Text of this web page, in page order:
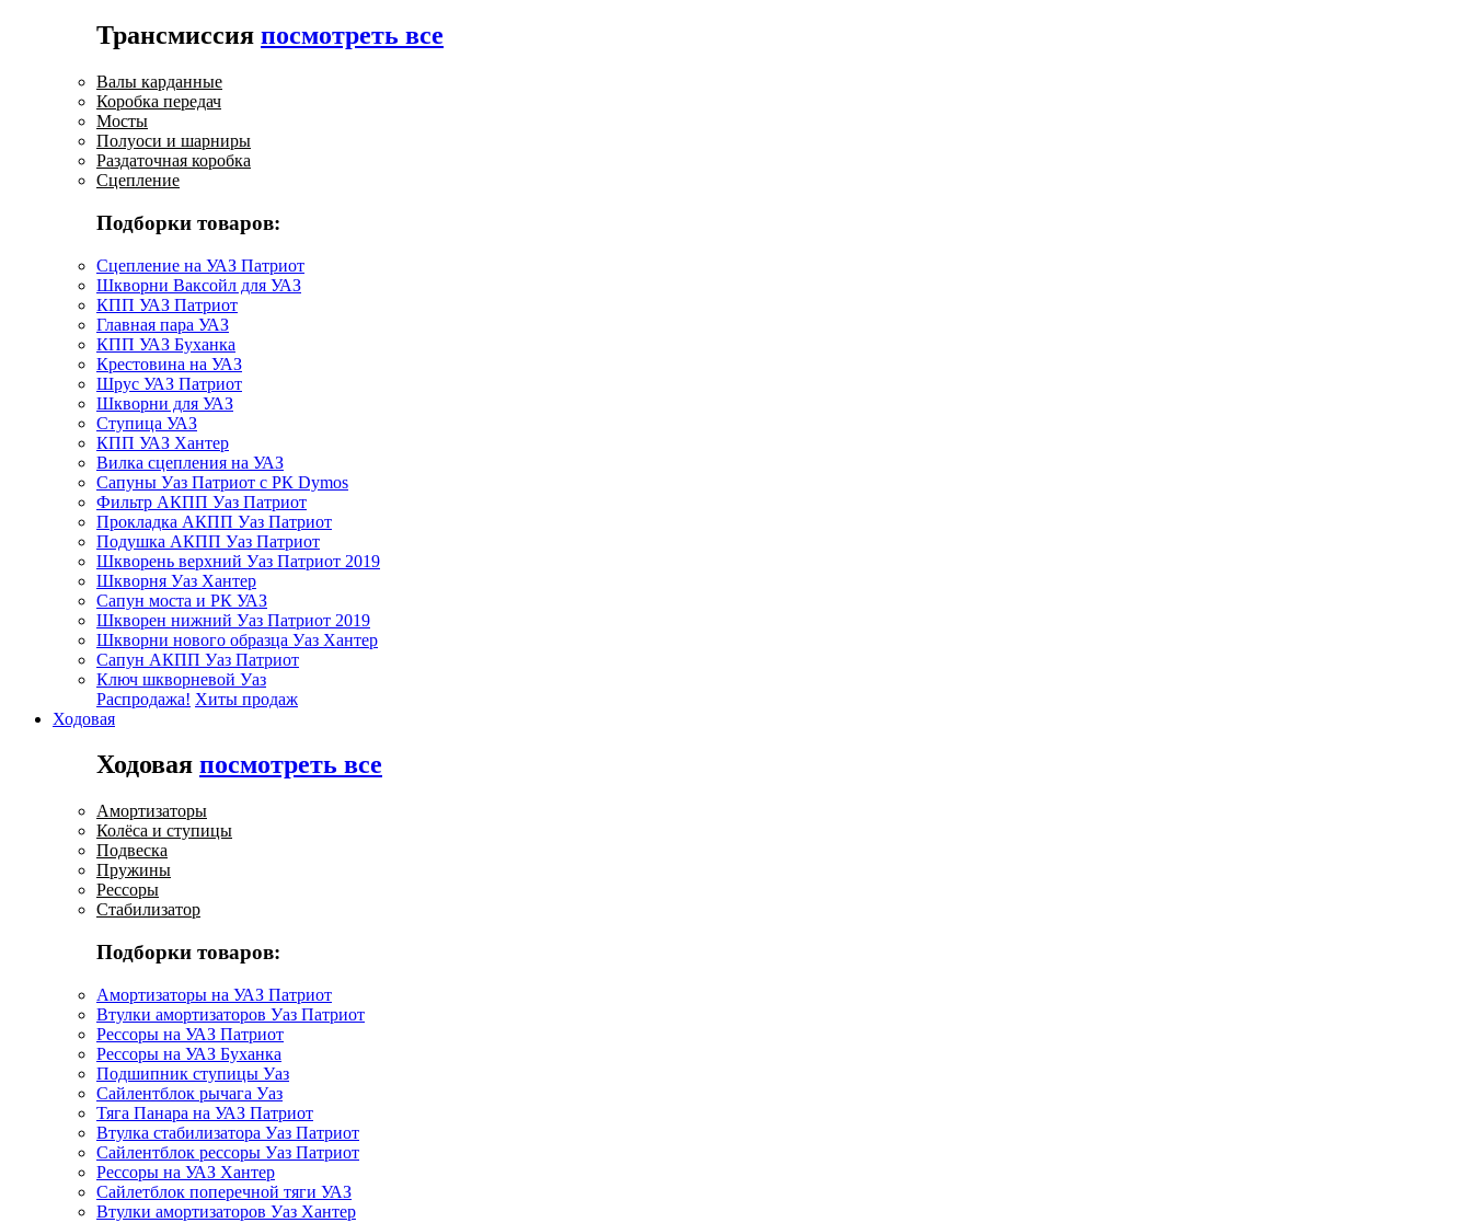
Трансмиссия посмотреть все
Валы карданные
Коробка передач
Мосты
Полуоси и шарниры
Раздаточная коробка
Сцепление
Подборки товаров:
Сцепление на УАЗ Патриот
Шкворни Ваксойл для УАЗ
КПП УАЗ Патриот
Главная пара УАЗ
КПП УАЗ Буханка
Крестовина на УАЗ
Шрус УАЗ Патриот
Шкворни для УАЗ
Ступица УАЗ
КПП УАЗ Хантер
Вилка сцепления на УАЗ
Сапуны Уаз Патриот с РК Dymos
Фильтр АКПП Уаз Патриот
Прокладка АКПП Уаз Патриот
Подушка АКПП Уаз Патриот
Шкворень верхний Уаз Патриот 2019
Шкворня Уаз Хантер
Сапун моста и РК УАЗ
Шкворен нижний Уаз Патриот 2019
Шкворни нового образца Уаз Хантер
Сапун АКПП Уаз Патриот
Ключ шкворневой Уаз
Распродажа! Хиты продаж
Ходовая
Ходовая посмотреть все
Амортизаторы
Колёса и ступицы
Подвеска
Пружины
Рессоры
Стабилизатор
Подборки товаров:
Амортизаторы на УАЗ Патриот
Втулки амортизаторов Уаз Патриот
Рессоры на УАЗ Патриот
Рессоры на УАЗ Буханка
Подшипник ступицы Уаз
Сайлентблок рычага Уаз
Тяга Панара на УАЗ Патриот
Втулка стабилизатора Уаз Патриот
Сайлентблок рессоры Уаз Патриот
Рессоры на УАЗ Хантер
Сайлетблок поперечной тяги УАЗ
Втулки амортизаторов Уаз Хантер